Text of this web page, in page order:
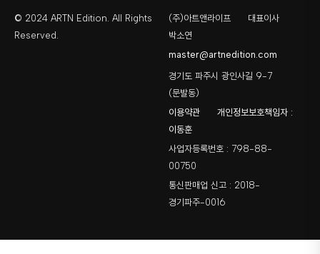
© 2024 ARTN Edition. All Rights
Reserved.
(주)아트앤라이프
대표이사
박소연
master@artnedition.com
경기도 파주시 광인사길 9-7
(문발동)
이용약관
개인정보보호책임자 :
이동훈
사업자등록번호 : 798-88-
00750
통신판매업 신고 : 2018-
경기파주-0016